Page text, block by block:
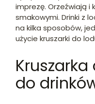
imprezę. Orzeźwiają i
smakowymi. Drinki z
na kilka sposobów,
użycie kruszarki do
do